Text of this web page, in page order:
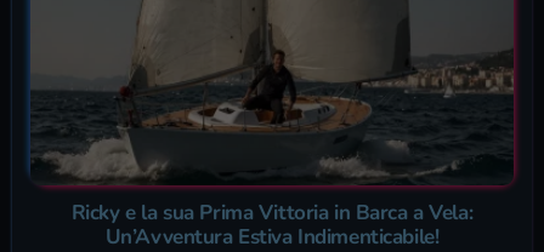
Ricky e la sua Prima Vittoria in Barca a Vela:
Un’Avventura Estiva Indimenticabile!